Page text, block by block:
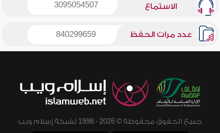
الاستماع 3095054507
عدد مرات الحفظ 840299659
جميع الحقوق محفوظة © 2026 - 1998 لشبكة إسلام ويب